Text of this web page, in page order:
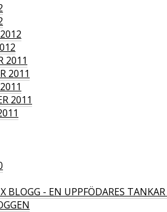
2011
2011
2011
BLOGG - EN UPPFÖDARES